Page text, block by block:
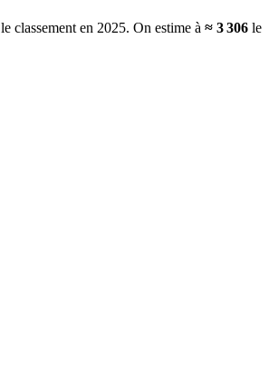
classement en 2025. On estime à ≈ 3 306 le